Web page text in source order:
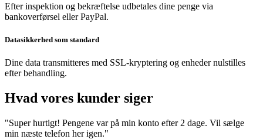
Efter inspektion og bekræftelse udbetales dine penge via
bankoverførsel eller PayPal.
Datasikkerhed som standard
Dine data transmitteres med SSL-kryptering og enheder nulstilles
efter behandling.
Hvad vores kunder siger
"Super hurtigt! Pengene var på min konto efter 2 dage. Vil sælge
min næste telefon her igen."